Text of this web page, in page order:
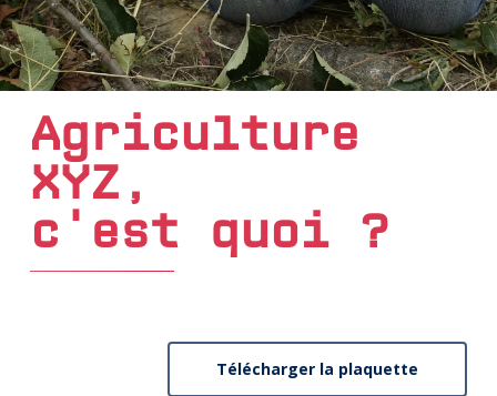
Agriculture
XYZ,
c'est quoi ?
Télécharger la plaquette